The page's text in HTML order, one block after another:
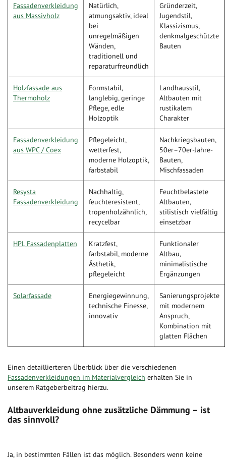
Fassadenverkleidung
aus Massivholz
Natürlich,
atmungsaktiv, ideal
bei
unregelmäßigen
Wänden,
traditionell und
reparaturfreundlich
Gründerzeit,
Jugendstil,
Klassizismus,
denkmalgeschützte
Bauten
Holzfassade aus
Thermoholz
Formstabil,
langlebig, geringe
Pflege, edle
Holzoptik
Landhausstil,
Altbauten mit
rustikalem
Charakter
Fassadenverkleidung
aus WPC / Coex
Pflegeleicht,
wetterfest,
moderne Holzoptik,
farbstabil
Nachkriegsbauten,
50er–70er-Jahre-
Bauten,
Mischfassaden
Resysta
Fassadenverkleidung
Nachhaltig,
feuchteresistent,
tropenholzähnlich,
recycelbar
Feuchtbelastete
Altbauten,
stilistisch vielfältig
einsetzbar
HPL Fassadenplatten
Kratzfest,
farbstabil, moderne
Ästhetik,
pflegeleicht
Funktionaler
Altbau,
minimalistische
Ergänzungen
Solarfassade
Energiegewinnung,
technische Finesse,
innovativ
Sanierungsprojekte
mit modernem
Anspruch,
Kombination mit
glatten Flächen
Einen detaillierteren Überblick über die verschiedenen
Fassadenverkleidungen im Materialvergleich erhalten Sie in
unserem Ratgeberbeitrag hierzu.
Altbauverkleidung ohne zusätzliche Dämmung – ist
das sinnvoll?
Ja, in bestimmten Fällen ist das möglich. Besonders wenn keine